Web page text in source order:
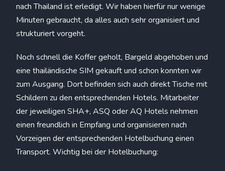
nach Thailand ist erledigt. Wir haben hierfür nur wenige
Minuten gebraucht, da alles auch sehr organisiert und
strukturiert vorgeht.
Noch schnell die Koffer geholt, Bargeld abgehoben und
eine thailändische SIM gekauft und schon konnten wir
zum Ausgang. Dort befinden sich auch direkt Tische mit
Schildern zu den entsprechenden Hotels. Mitarbeiter
der jeweiligen SHA+, ASQ oder AQ Hotels nehmen
einen freundlich in Empfang und organisieren nach
Vorzeigen der entsprechenden Hotelbuchung einen
Transport. Wichtig bei der Hotelbuchung: